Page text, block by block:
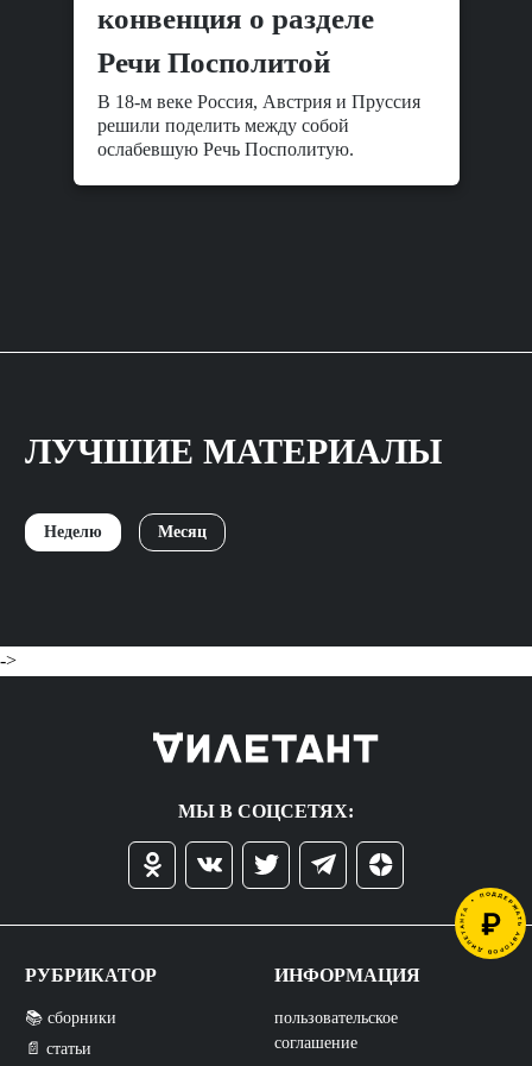
конвенция о разделе
Речи Посполитой
В 18-м веке Россия, Австрия и Пруссия
решили поделить между собой
ослабевшую Речь Посполитую.
ЛУЧШИЕ МАТЕРИАЛЫ
Неделю Месяц
->
МЫ В СОЦСЕТЯХ:
РУБРИКАТОР
📚 сборники
📄 статьи
ИНФОРМАЦИЯ
пользовательское
соглашение